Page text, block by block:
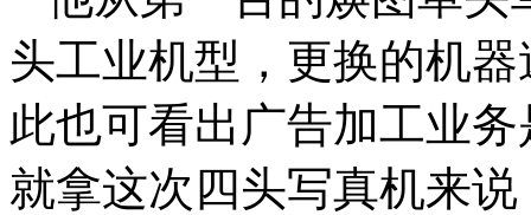
头工业机型，更换的机
此也可看出广告加工业
就拿这次四头写真机来